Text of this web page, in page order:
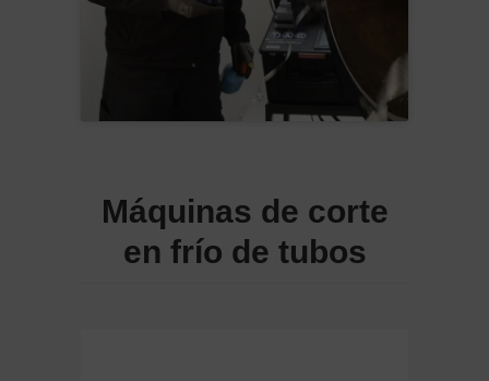
Máquinas de corte
en frío de tubos